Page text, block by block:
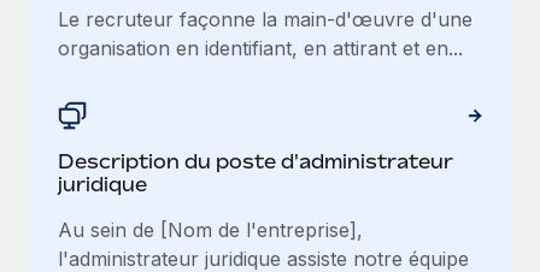
Le recruteur façonne la main-d'œuvre d'une
organisation en identifiant, en attirant et en...
Description du poste d'administrateur
juridique
Au sein de [Nom de l'entreprise],
l'administrateur juridique assiste notre équipe